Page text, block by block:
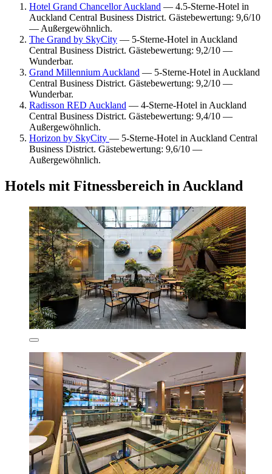
Hotel Grand Chancellor Auckland — 4.5-Sterne-Hotel in
Auckland Central Business District. Gästebewertung: 9,6/10
— Außergewöhnlich.
The Grand by SkyCity — 5-Sterne-Hotel in Auckland
Central Business District. Gästebewertung: 9,2/10 —
Wunderbar.
Grand Millennium Auckland — 5-Sterne-Hotel in Auckland
Central Business District. Gästebewertung: 9,2/10 —
Wunderbar.
Radisson RED Auckland — 4-Sterne-Hotel in Auckland
Central Business District. Gästebewertung: 9,4/10 —
Außergewöhnlich.
Horizon by SkyCity — 5-Sterne-Hotel in Auckland Central
Business District. Gästebewertung: 9,6/10 —
Außergewöhnlich.
Hotels mit Fitnessbereich in Auckland